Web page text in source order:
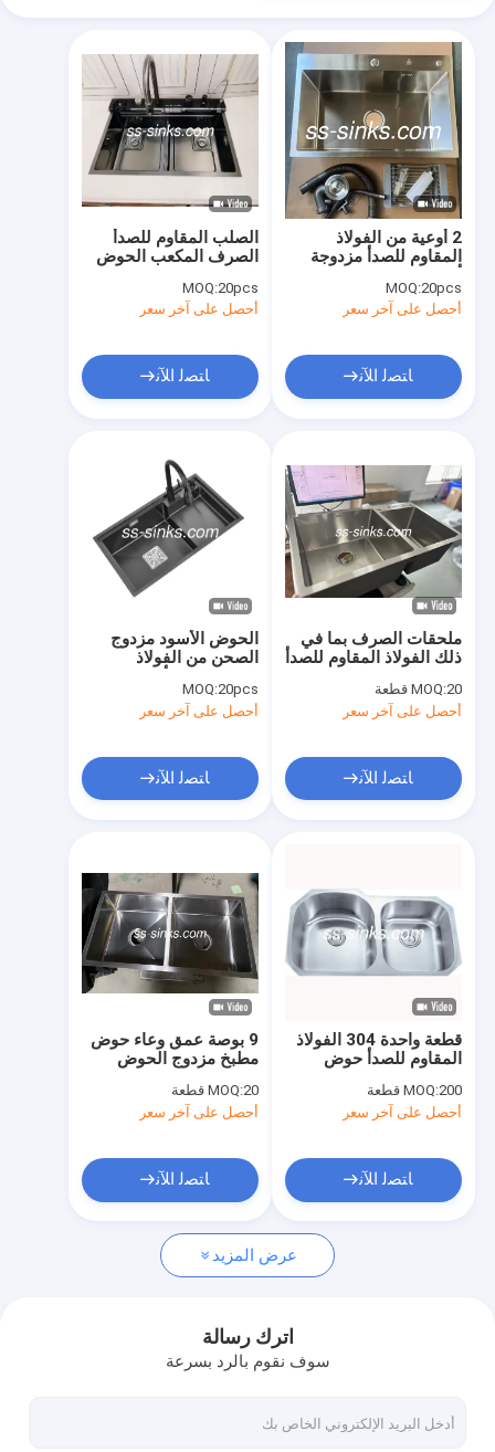
أشرطة فيديو
معلومات عنا
مراقبة الجودة
اتصل بنا
أخبار
حوض مزدوج من الفولاذ المقاوم للصدأ
حوض مطبخ علوي
الصلب المقاوم للصدأ
الصرف المكعب الحوض
للكفاءة في غسل
الصحون التجاري
MOQ:20pcs
أحصل على آخر سعر
ﺎﺘﺼﻟ ﺍﻶﻧ
2 أوعية من الفولاذ
المقاوم للصدأ مزدوجة
بما في ذلك لصيانة سهلة
MOQ:20pcs
أحصل على آخر سعر
ﺎﺘﺼﻟ ﺍﻶﻧ
الحوض الأسود مزدوج
الصحن من الفولاذ
MOQ:20pcs
أحصل على آخر سعر
ﺎﺘﺼﻟ ﺍﻶﻧ
ملحقات الصرف بما في
ذلك الفولاذ المقاوم للصدأ
خفض الصوت النهاية
السوداء
MOQ:20 قطعة
أحصل على آخر سعر
ﺎﺘﺼﻟ ﺍﻶﻧ
9 بوصة عمق وعاء حوض
مطبخ مزدوج الحوض
MOQ:20 قطعة
أحصل على آخر سعر
ﺎﺘﺼﻟ ﺍﻶﻧ
قطعة واحدة 304 الفولاذ
المقاوم للصدأ حوض
MOQ:200 قطعة
أحصل على آخر سعر
ﺎﺘﺼﻟ ﺍﻶﻧ
عرض المزيد
اترك رسالة
سوف نقوم بالرد بسرعة